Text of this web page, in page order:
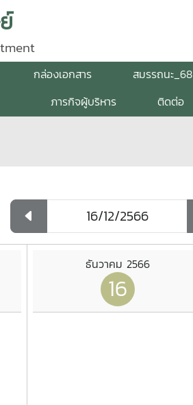
กล่องเอกสาร สมรรถนะ_68
ภารกิจผู้บริหาร
ติดต่อ
ธันวาคม 2566
16